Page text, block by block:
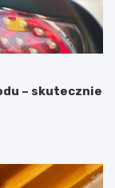
– skutecznie